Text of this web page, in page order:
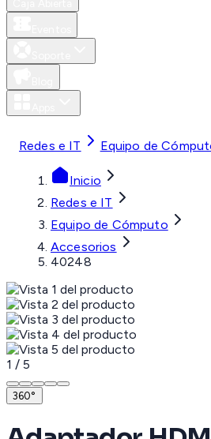
Redes e IT
Equipo de
Inicio
Redes e IT
Equipo de Cómputo
Accesorios
40248
1 / 5
360°